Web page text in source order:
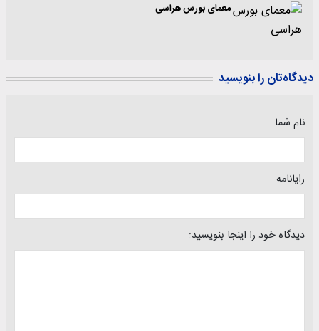
معمای بورس هراسی
دیدگاه‌تان را بنویسید
نام شما
رایانامه
دیدگاه خود را اینجا بنویسید: